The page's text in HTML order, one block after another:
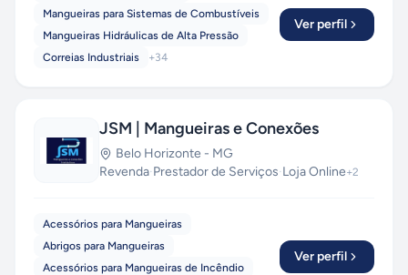
Mangueiras para Sistemas de Combustíveis
Mangueiras Hidráulicas de Alta Pressão
Correias Industriais
+34
Ver perfil
JSM | Mangueiras e Conexões
Belo Horizonte - MG
Revenda·Prestador de Serviços·Loja Online+2
Acessórios para Mangueiras
Abrigos para Mangueiras
Acessórios para Mangueiras de Incêndio
Ver perfil